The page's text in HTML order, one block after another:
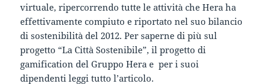
virtuale, ripercorrendo tutte le attività che Hera ha
effettivamente compiuto e riportato nel suo bilancio
di sostenibilità del 2012. Per saperne di più sul
progetto “La Città Sostenibile”, il progetto di
gamification del Gruppo Hera e per i suoi
dipendenti leggi tutto l’articolo.